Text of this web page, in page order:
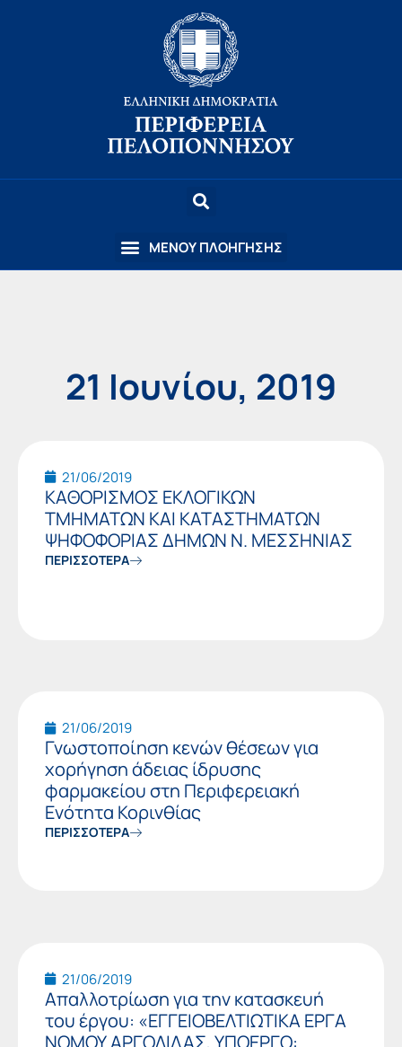
21 Ιουνίου, 2019
21/06/2019
ΚΑΘΟΡΙΣΜΟΣ ΕΚΛΟΓΙΚΩΝ
ΤΜΗΜΑΤΩΝ ΚΑΙ ΚΑΤΑΣΤΗΜΑΤΩΝ
ΨΗΦΟΦΟΡΙΑΣ ΔΗΜΩΝ Ν. ΜΕΣΣΗΝΙΑΣ
ΠΕΡΙΣΣΟΤΕΡΑ
21/06/2019
Γνωστοποίηση κενών θέσεων για
χορήγηση άδειας ίδρυσης
φαρμακείου στη Περιφερειακή
Ενότητα Κορινθίας
ΠΕΡΙΣΣΟΤΕΡΑ
21/06/2019
Απαλλοτρίωση για την κατασκευή
του έργου: «ΕΓΓΕΙΟΒΕΛΤΙΩΤΙΚΑ ΕΡΓΑ
ΝΟΜΟΥ ΑΡΓΟΛΙΔΑΣ, ΥΠΟΕΡΓΟ: